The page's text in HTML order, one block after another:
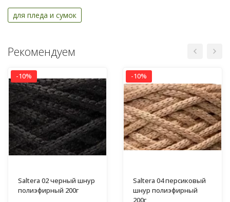
для пледа и сумок
Рекомендуем
-10%
Saltera 02 черный шнур
полиэфирный 200г
-10%
Saltera 04 персиковый
шнур полиэфирный
200г